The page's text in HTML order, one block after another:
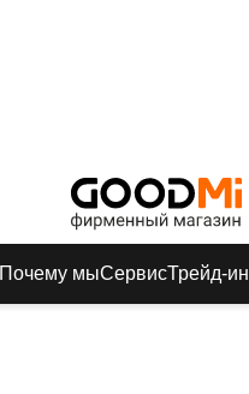
Почему мыСервисТрейд-ин